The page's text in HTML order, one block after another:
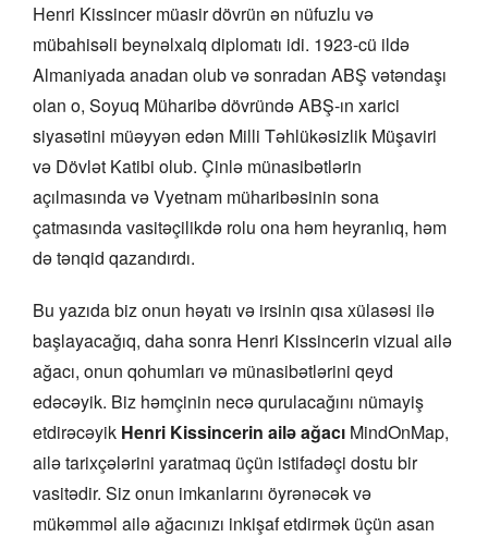
Henri Kissincer müasir dövrün ən nüfuzlu və
mübahisəli beynəlxalq diplomatı idi. 1923-cü ildə
Almaniyada anadan olub və sonradan ABŞ vətəndaşı
olan o, Soyuq Müharibə dövründə ABŞ-ın xarici
siyasətini müəyyən edən Milli Təhlükəsizlik Müşaviri
və Dövlət Katibi olub. Çinlə münasibətlərin
açılmasında və Vyetnam müharibəsinin sona
çatmasında vasitəçilikdə rolu ona həm heyranlıq, həm
də tənqid qazandırdı.
Bu yazıda biz onun həyatı və irsinin qısa xülasəsi ilə
başlayacağıq, daha sonra Henri Kissincerin vizual ailə
ağacı, onun qohumları və münasibətlərini qeyd
edəcəyik. Biz həmçinin necə qurulacağını nümayiş
etdirəcəyik Henri Kissincerin ailə ağacı MindOnMap,
ailə tarixçələrini yaratmaq üçün istifadəçi dostu bir
vasitədir. Siz onun imkanlarını öyrənəcək və
mükəmməl ailə ağacınızı inkişaf etdirmək üçün asan